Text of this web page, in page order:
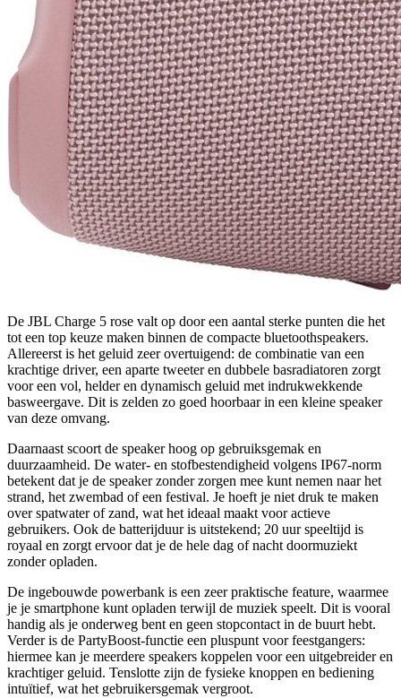
De JBL Charge 5 rose valt op door een aantal sterke punten die het
tot een top keuze maken binnen de compacte bluetoothspeakers.
Allereerst is het geluid zeer overtuigend: de combinatie van een
krachtige driver, een aparte tweeter en dubbele basradiatoren zorgt
voor een vol, helder en dynamisch geluid met indrukwekkende
basweergave. Dit is zelden zo goed hoorbaar in een kleine speaker
van deze omvang.
Daarnaast scoort de speaker hoog op gebruiksgemak en
duurzaamheid. De water- en stofbestendigheid volgens IP67-norm
betekent dat je de speaker zonder zorgen mee kunt nemen naar het
strand, het zwembad of een festival. Je hoeft je niet druk te maken
over spatwater of zand, wat het ideaal maakt voor actieve
gebruikers. Ook de batterijduur is uitstekend; 20 uur speeltijd is
royaal en zorgt ervoor dat je de hele dag of nacht doormuziekt
zonder opladen.
De ingebouwde powerbank is een zeer praktische feature, waarmee
je je smartphone kunt opladen terwijl de muziek speelt. Dit is vooral
handig als je onderweg bent en geen stopcontact in de buurt hebt.
Verder is de PartyBoost-functie een pluspunt voor feestgangers:
hiermee kan je meerdere speakers koppelen voor een uitgebreider en
krachtiger geluid. Tenslotte zijn de fysieke knoppen en bediening
intuïtief, wat het gebruikersgemak vergroot.